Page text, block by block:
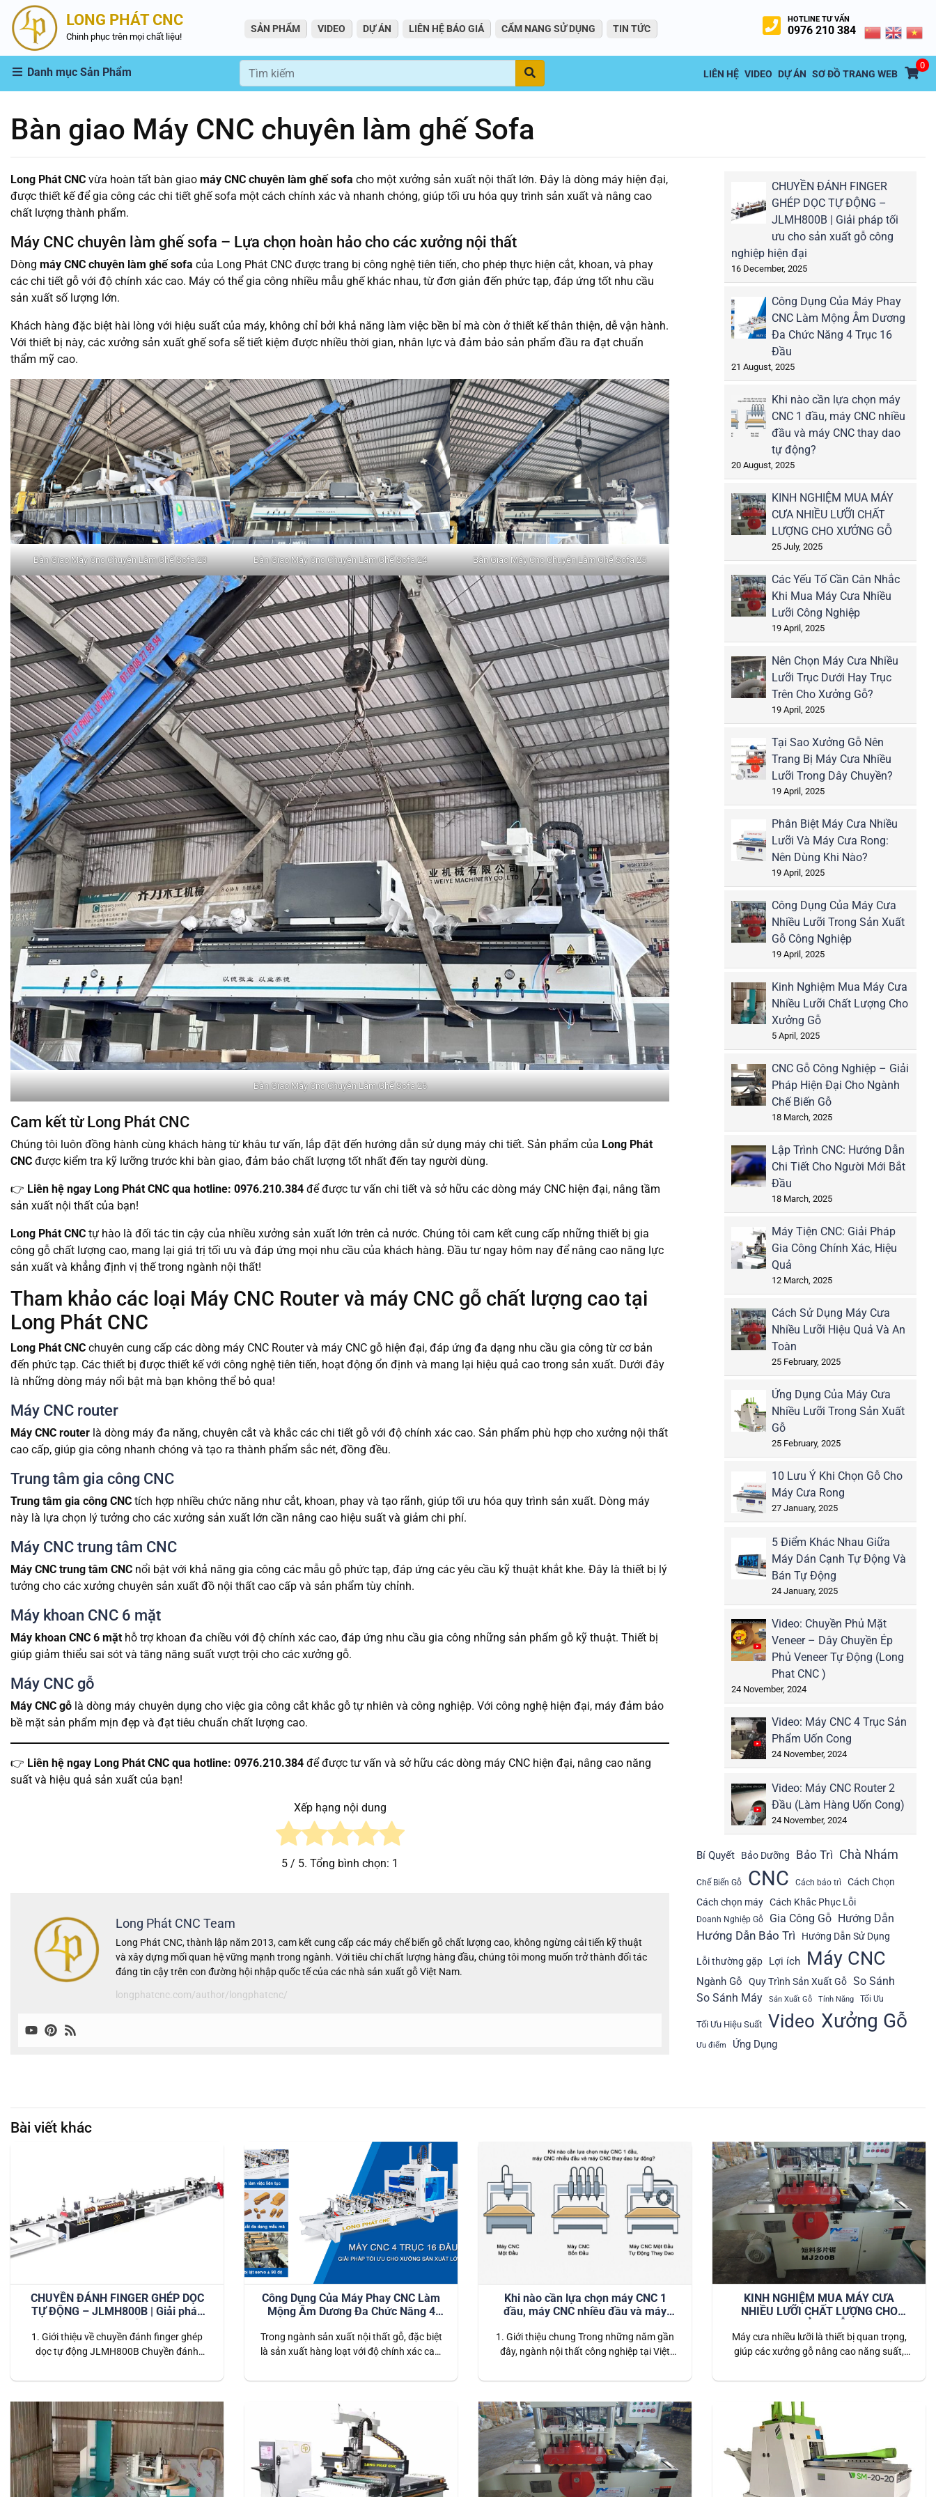
LONG PHÁT CNC
Chinh phục trên mọi chất liệu!
SẢN PHẨM VIDEO DỰ ÁN LIÊN HỆ BÁO GIÁ CẨM NANG SỬ DỤNG TIN TỨC
HOTLINE TƯ VẤN
0976 210 384
Danh mục Sản Phẩm Tìm LIÊN HỆ VIDEO DỰ ÁN SƠ ĐỒ TRANG WEB
0
Bàn giao Máy CNC chuyên làm ghế Sofa
Long Phát CNC vừa hoàn tất bàn giao máy CNC chuyên làm ghế sofa cho một xưởng sản xuất nội thất lớn. Đây là dòng máy hiện đại,
được thiết kế để gia công các chi tiết ghế sofa một cách chính xác và nhanh chóng, giúp tối ưu hóa quy trình sản xuất và nâng cao
chất lượng thành phẩm.
Máy CNC chuyên làm ghế sofa – Lựa chọn hoàn hảo cho các xưởng nội thất
Dòng máy CNC chuyên làm ghế sofa của Long Phát CNC được trang bị công nghệ tiên tiến, cho phép thực hiện cắt, khoan, và phay
các chi tiết gỗ với độ chính xác cao. Máy có thể gia công nhiều mẫu ghế khác nhau, từ đơn giản đến phức tạp, đáp ứng tốt nhu cầu
sản xuất số lượng lớn.
Khách hàng đặc biệt hài lòng với hiệu suất của máy, không chỉ bởi khả năng làm việc bền bỉ mà còn ở thiết kế thân thiện, dễ vận hành.
Với thiết bị này, các xưởng sản xuất ghế sofa sẽ tiết kiệm được nhiều thời gian, nhân lực và đảm bảo sản phẩm đầu ra đạt chuẩn
thẩm mỹ cao.
Bàn Giao Máy Cnc Chuyên Làm Ghế Sofa 23 Bàn Giao Máy Cnc Chuyên Làm Ghế Sofa 24 Bàn Giao Máy Cnc Chuyên Làm Ghế Sofa 25
Bàn Giao Máy Cnc Chuyên Làm Ghế Sofa 26
Cam kết từ Long Phát CNC
Chúng tôi luôn đồng hành cùng khách hàng từ khâu tư vấn, lắp đặt đến hướng dẫn sử dụng máy chi tiết. Sản phẩm của Long Phát
CNC được kiểm tra kỹ lưỡng trước khi bàn giao, đảm bảo chất lượng tốt nhất đến tay người dùng.
👉 Liên hệ ngay Long Phát CNC qua hotline: 0976.210.384 để được tư vấn chi tiết và sở hữu các dòng máy CNC hiện đại, nâng tầm
sản xuất nội thất của bạn!
Long Phát CNC tự hào là đối tác tin cậy của nhiều xưởng sản xuất lớn trên cả nước. Chúng tôi cam kết cung cấp những thiết bị gia
công gỗ chất lượng cao, mang lại giá trị tối ưu và đáp ứng mọi nhu cầu của khách hàng. Đầu tư ngay hôm nay để nâng cao năng lực
sản xuất và khẳng định vị thế trong ngành nội thất!
Tham khảo các loại Máy CNC Router và máy CNC gỗ chất lượng cao tại
Long Phát CNC
Long Phát CNC chuyên cung cấp các dòng máy CNC Router và máy CNC gỗ hiện đại, đáp ứng đa dạng nhu cầu gia công từ cơ bản
đến phức tạp. Các thiết bị được thiết kế với công nghệ tiên tiến, hoạt động ổn định và mang lại hiệu quả cao trong sản xuất. Dưới đây
là những dòng máy nổi bật mà bạn không thể bỏ qua!
Máy CNC router
Máy CNC router là dòng máy đa năng, chuyên cắt và khắc các chi tiết gỗ với độ chính xác cao. Sản phẩm phù hợp cho xưởng nội thất
cao cấp, giúp gia công nhanh chóng và tạo ra thành phẩm sắc nét, đồng đều.
Trung tâm gia công CNC
Trung tâm gia công CNC tích hợp nhiều chức năng như cắt, khoan, phay và tạo rãnh, giúp tối ưu hóa quy trình sản xuất. Dòng máy
này là lựa chọn lý tưởng cho các xưởng sản xuất lớn cần nâng cao hiệu suất và giảm chi phí.
Máy CNC trung tâm CNC
Máy CNC trung tâm CNC nổi bật với khả năng gia công các mẫu gỗ phức tạp, đáp ứng các yêu cầu kỹ thuật khắt khe. Đây là thiết bị lý
tưởng cho các xưởng chuyên sản xuất đồ nội thất cao cấp và sản phẩm tùy chỉnh.
Máy khoan CNC 6 mặt
Máy khoan CNC 6 mặt hỗ trợ khoan đa chiều với độ chính xác cao, đáp ứng nhu cầu gia công những sản phẩm gỗ kỹ thuật. Thiết bị
giúp giảm thiểu sai sót và tăng năng suất vượt trội cho các xưởng gỗ.
Máy CNC gỗ
Máy CNC gỗ là dòng máy chuyên dụng cho việc gia công cắt khắc gỗ tự nhiên và công nghiệp. Với công nghệ hiện đại, máy đảm bảo
bề mặt sản phẩm mịn đẹp và đạt tiêu chuẩn chất lượng cao.
👉 Liên hệ ngay Long Phát CNC qua hotline: 0976.210.384 để được tư vấn và sở hữu các dòng máy CNC hiện đại, nâng cao năng
suất và hiệu quả sản xuất của bạn!
Xếp hạng nội dung
5 / 5. Tổng bình chọn: 1
Long Phát CNC Team
Long Phát CNC, thành lập năm 2013, cam kết cung cấp các máy chế biến gỗ chất lượng cao, không ngừng cải tiến kỹ thuật
và xây dựng mối quan hệ vững mạnh trong ngành. Với tiêu chí chất lượng hàng đầu, chúng tôi mong muốn trở thành đối tác
đáng tin cậy trên con đường hội nhập quốc tế của các nhà sản xuất gỗ Việt Nam.
longphatcnc.com/author/longphatcnc/
CHUYỀN ĐÁNH FINGER
GHÉP DỌC TỰ ĐỘNG –
JLMH800B | Giải pháp tối
ưu cho sản xuất gỗ công
nghiệp hiện đại
16 December, 2025
Công Dụng Của Máy Phay
CNC Làm Mộng Âm Dương
Đa Chức Năng 4 Trục 16
Đầu
21 August, 2025
Khi nào cần lựa chọn máy
CNC 1 đầu, máy CNC nhiều
đầu và máy CNC thay dao
tự động?
20 August, 2025
KINH NGHIỆM MUA MÁY
CƯA NHIỀU LƯỠI CHẤT
LƯỢNG CHO XƯỞNG GỖ
25 July, 2025
Các Yếu Tố Cần Cân Nhắc
Khi Mua Máy Cưa Nhiều
Lưỡi Công Nghiệp
19 April, 2025
Nên Chọn Máy Cưa Nhiều
Lưỡi Trục Dưới Hay Trục
Trên Cho Xưởng Gỗ?
19 April, 2025
Tại Sao Xưởng Gỗ Nên
Trang Bị Máy Cưa Nhiều
Lưỡi Trong Dây Chuyền?
19 April, 2025
Phân Biệt Máy Cưa Nhiều
Lưỡi Và Máy Cưa Rong:
Nên Dùng Khi Nào?
19 April, 2025
Công Dụng Của Máy Cưa
Nhiều Lưỡi Trong Sản Xuất
Gỗ Công Nghiệp
19 April, 2025
Kinh Nghiệm Mua Máy Cưa
Nhiều Lưỡi Chất Lượng Cho
Xưởng Gỗ
5 April, 2025
CNC Gỗ Công Nghiệp – Giải
Pháp Hiện Đại Cho Ngành
Chế Biến Gỗ
18 March, 2025
Lập Trình CNC: Hướng Dẫn
Chi Tiết Cho Người Mới Bắt
Đầu
18 March, 2025
Máy Tiện CNC: Giải Pháp
Gia Công Chính Xác, Hiệu
Quả
12 March, 2025
Cách Sử Dụng Máy Cưa
Nhiều Lưỡi Hiệu Quả Và An
Toàn
25 February, 2025
Ứng Dụng Của Máy Cưa
Nhiều Lưỡi Trong Sản Xuất
Gỗ
25 February, 2025
10 Lưu Ý Khi Chọn Gỗ Cho
Máy Cưa Rong
27 January, 2025
5 Điểm Khác Nhau Giữa
Máy Dán Cạnh Tự Động Và
Bán Tự Động
24 January, 2025
Video: Chuyền Phủ Mặt
Veneer – Dây Chuyền Ép
Phủ Veneer Tự Động (Long
Phat CNC )
24 November, 2024
Video: Máy CNC 4 Trục Sản
Phẩm Uốn Cong
24 November, 2024
Video: Máy CNC Router 2
Đầu (Làm Hàng Uốn Cong)
24 November, 2024
Bí Quyết Bảo Dưỡng Bảo Trì Chà Nhám
Chế Biến Gỗ CNC Cách bảo trì
Cách Chọn
Cách chọn máy Cách Khắc Phục Lỗi
Doanh Nghiệp Gỗ Gia Công Gỗ Hướng Dẫn
Hướng Dẫn Bảo Trì Hướng Dẫn Sử Dụng
Lỗi thường gặp Lợi ích Máy CNC
Ngành Gỗ Quy Trình Sản Xuất Gỗ So Sánh
So Sánh Máy
Sản Xuất Gỗ Tính Năng Tối Ưu
Tối Ưu Hiệu Suất Video Xưởng Gỗ
Ưu điểm Ứng Dụng
Bài viết khác
CHUYỀN ĐÁNH FINGER GHÉP DỌC
TỰ ĐỘNG – JLMH800B | Giải pháp
hiện đại
1. Giới thiệu về chuyền đánh finger ghép
dọc tự động JLMH800B Chuyền đánh
thống dây chuyền tiên tiến được thiết kế
công nghiệp. Dây chuyền này thực hiện
toàn bộ quy trình từ đánh finger (tạo
mộng)…
Công Dụng Của Máy Phay CNC Làm
Mộng Âm Dương Đa Chức Năng 4
Trong ngành sản xuất nội thất gỗ, đặc biệt
là sản xuất hàng loạt với độ chính xác cao,
chức năng 4 trục 16 đầu được xem là giải
động, tốc độ nhanh và tính chính xác
tuyệt…
Khi nào cần lựa chọn máy CNC 1
đầu, máy CNC nhiều đầu và máy
1. Giới thiệu chung Trong những năm gần
đây, ngành nội thất công nghiệp tại Việt
ở, căn hộ, văn phòng và công trình thương
công nghệ sản xuất cũng thay đổi nhanh
chóng: từ những phương pháp…
KINH NGHIỆM MUA MÁY CƯA
NHIỀU LƯỠI CHẤT LƯỢNG CHO
Máy cưa nhiều lưỡi là thiết bị quan trọng,
giúp các xưởng gỗ nâng cao năng suất,
thành phẩm đồng đều. Tuy nhiên, chọn
cần nắm rõ các tiêu chí quan trọng trước
khi đầu tư. 1️⃣…